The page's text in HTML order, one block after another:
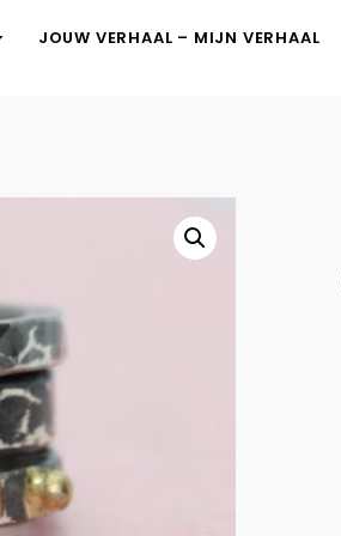
JOUW VERHAAL – MIJN VERHAAL